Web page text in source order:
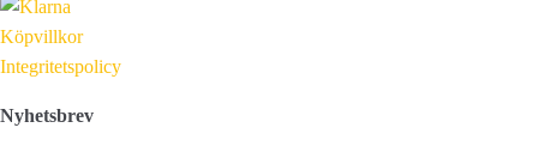
Köpvillkor
Integritetspolicy
Nyhetsbrev